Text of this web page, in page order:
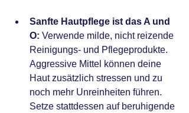
Sanfte Hautpflege ist das A und
O: Verwende milde, nicht reizende
Reinigungs- und Pflegeprodukte.
Aggressive Mittel können deine
Haut zusätzlich stressen und zu
noch mehr Unreinheiten führen.
Setze stattdessen auf beruhigende